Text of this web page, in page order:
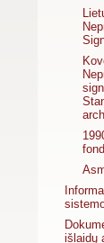
išlaidų